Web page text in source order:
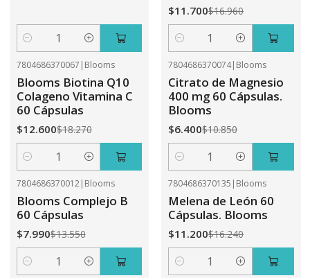
Cantidad
$11.700$16.960
Cantidad
7804686370067 | Blooms
Blooms Biotina Q10
Colageno Vitamina C
60 Cápsulas
$12.600$18.270
Cantidad
7804686370074| Blooms
Citrato de Magnesio
400 mg 60 Cápsulas.
Blooms
$6.400$10.850
Cantidad
7804686370012| Blooms
Blooms Complejo B
60 Cápsulas
$7.990$13.550
Cantidad
7804686370135 | Blooms
Melena de León 60
Cápsulas. Blooms
$11.200$16.240
Cantidad